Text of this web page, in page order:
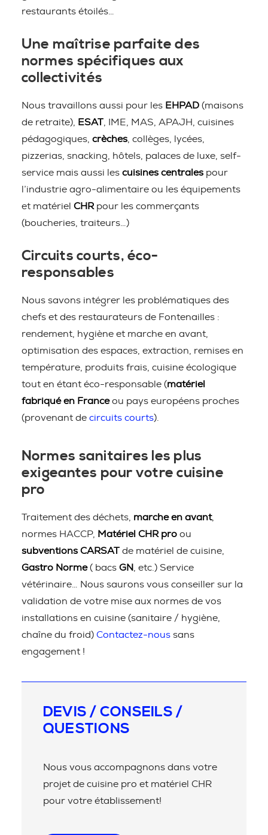
restaurants étoilés…
Une maîtrise parfaite des
normes spécifiques aux
collectivités
Nous travaillons aussi pour les EHPAD (maisons
de retraite),
ESAT , IME, MAS, APAJH, cuisines
pédagogiques, crèches , collèges, lycées,
pizzerias, snacking, hôtels, palaces de luxe, self-
service mais aussi les cuisines centrales pour
l’industrie agro-alimentaire ou les équipements
et matériel CHR pour les commerçants
(boucheries, traiteurs…)
Circuits courts, éco-
responsables
Nous savons intégrer les problématiques des
chefs et des restaurateurs de Fontenailles :
rendement, hygiène et marche en avant,
optimisation des espaces, extraction, remises en
température, produits frais, cuisine écologique
tout en étant éco-responsable (matériel
fabriqué en Franceou pays européens proches
(provenant de circuits courts).
Normes sanitaires les plus
exigeantes pour votre cuisine
pro
Traitement des déchets, marche en avant,
normes HACCP,
Matériel CHR pro ou
subventions CARSAT de matériel de cuisine,
Gastro Norme( bacs GN
, etc.) Service
vétérinaire… Nous saurons vous conseiller sur la
validation de votre mise aux normes de vos
installations en cuisine (sanitaire / hygiène,
chaîne du froid) Contactez-nous sans
engagement !
DEVIS / CONSEILS /
QUESTIONS
Nous vous accompagnons dans votre
projet de cuisine pro et matériel CHR
pour votre établissement!